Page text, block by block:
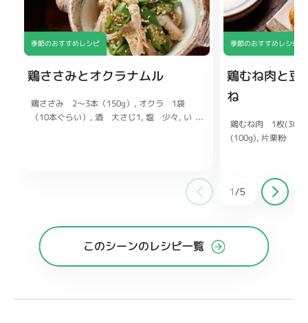
季節のおすすめレシピ
鶏ささみとオクラナムル
鶏ささみ 2〜3本（150g） オクラ 1袋
（10本ぐらい） 酒 大さじ1 塩 少々 い
季節のおすすめレシピ
鶏むね肉と豆
ね
鶏むね肉 1枚
(100g) 片栗粉 大
酒 大さじ
糖 大さじ1 オイ
1/5
このシーンのレシピ一覧